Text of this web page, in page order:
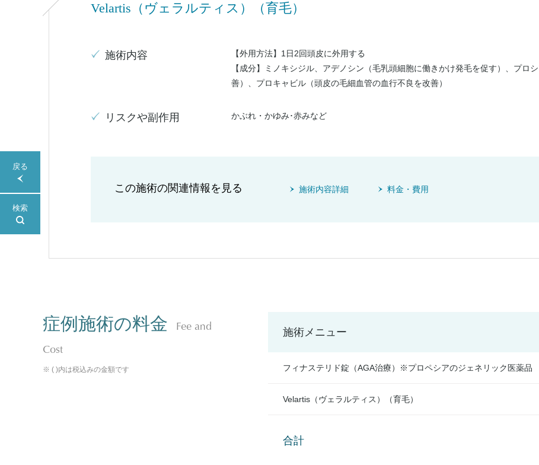
戻る
検索
Velartis（ヴェラルティス）（育毛）
施術内容
【外用方法】1日2回頭皮に外用する
【成分】ミノキシジル、アデノシン（毛乳頭細胞に働きかけ発毛を促す）、プロ
善）、プロキャビル（頭皮の毛細血管の血行不良を改善）
リスクや副作用 かぶれ・かゆみ･赤みなど
この施術の関連情報を見る 施術内容詳細 料金・費用
症例施術の料金
Fee and
Cost
※ ( )内は税込みの金額です
施術メニュー
フィナステリド錠（AGA治療）※プロペシアのジェネリック医薬品
Velartis（ヴェラルティス）（育毛）
合計